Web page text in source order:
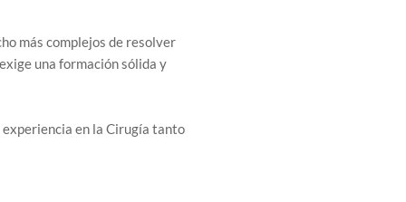
más complejos de resolver
una formación sólida y
experiencia en la Cirugía tanto